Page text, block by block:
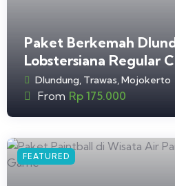
Paket Berkemah
Lobstersiana Regular
Dlundung, Trawas, Mojokerto
From Rp 175.000
FEATURED